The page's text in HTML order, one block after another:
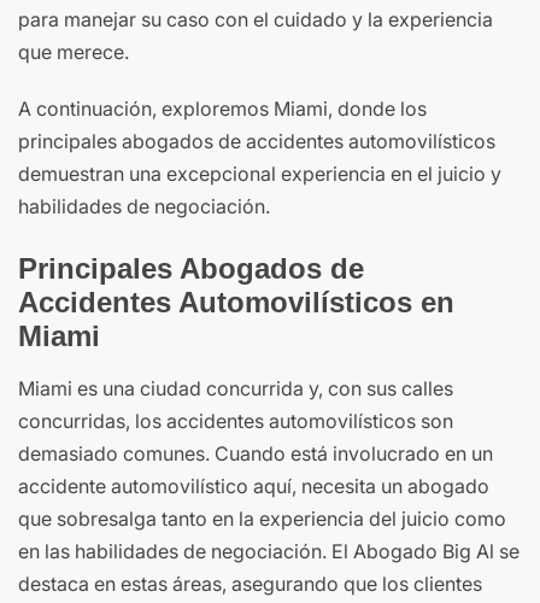
para manejar su caso con el cuidado y la experiencia
que merece.
A continuación, exploremos Miami, donde los
principales abogados de accidentes automovilísticos
demuestran una excepcional experiencia en el juicio y
habilidades de negociación.
Principales Abogados de
Accidentes Automovilísticos en
Miami
Miami es una ciudad concurrida y, con sus calles
concurridas, los accidentes automovilísticos son
demasiado comunes. Cuando está involucrado en un
accidente automovilístico aquí, necesita un abogado
que sobresalga tanto en la experiencia del juicio como
en las habilidades de negociación. El Abogado Big Al se
destaca en estas áreas, asegurando que los clientes